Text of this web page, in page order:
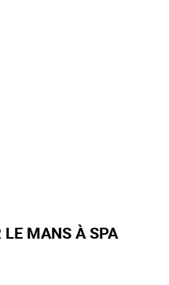
LE MANS À SPA